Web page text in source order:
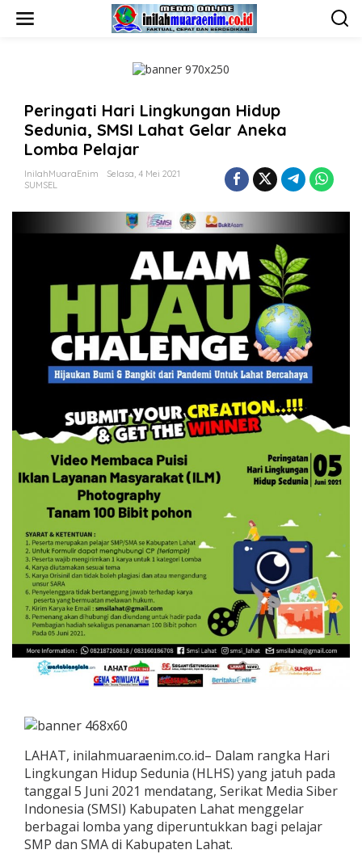
Peringati Hari Lingkungan Hidup
Sedunia, SMSI Lahat Gelar Aneka
Lomba Pelajar
InilahMuaraEnim
Selasa, 4 Mei 2021
SUMSEL
LAHAT, inilahmuaraenim.co.id– Dalam rangka Hari
Lingkungan Hidup Sedunia (HLHS) yang jatuh pada
tanggal 5 Juni 2021 mendatang, Serikat Media Siber
Indonesia (SMSI) Kabupaten Lahat menggelar
berbagai lomba yang diperuntukkan bagi pelajar
SMP dan SMA di Kabupaten Lahat.